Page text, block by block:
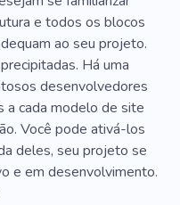
e todos os blocos
ao seu projeto.
Há uma
desenvolvedores
a cada modelo de site
Você pode ativá-los
deles, seu projeto se
e em desenvolvimento.